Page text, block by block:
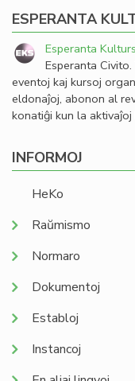
ESPERANTA
Esperanta
Esperanta
eventoj kaj kursoj
eldonaĵoj, abonon al
konatiĝi kun la
INFORMOJ
HeKo
Raŭmismo
Normaro
Dokumentoj
Establoj
Instancoj